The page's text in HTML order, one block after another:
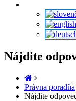
Nájdite
Právna poradňa
Nájdite